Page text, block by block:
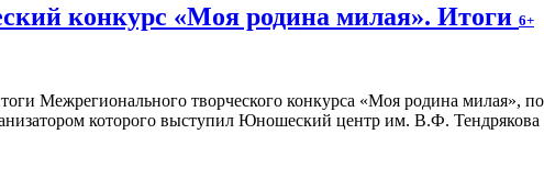
конкурс «Моя родина милая». Итоги 6+
Межрегионального творческого конкурса «Моя родина милая»,
которого выступил Юношеский центр им. В.Ф. Тендрякова